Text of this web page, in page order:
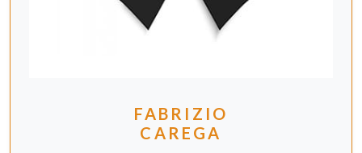
FABRIZIO
CAREGA